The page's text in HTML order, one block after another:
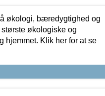
økologi, bæredygtighed og
økologiske og
hjemmet. Klik her for at se